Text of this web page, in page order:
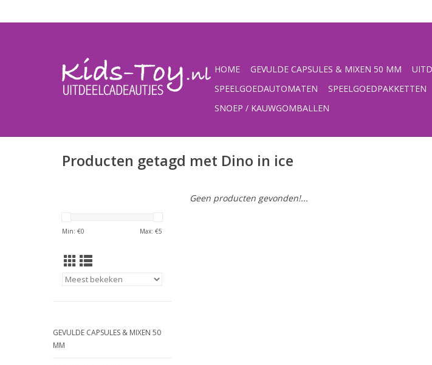
HOME GEVULDE CAPSULES & MIXEN 50 MM
SPEELGOEDAUTOMATEN
SPEELGOEDPAKKETTEN
SNOEP / KAUWGOMBALLEN
Producten getagd met Dino in ice
Min: €0 Max: €5
GEVULDE CAPSULES & MIXEN 50
MM
Geen producten gevonden!...